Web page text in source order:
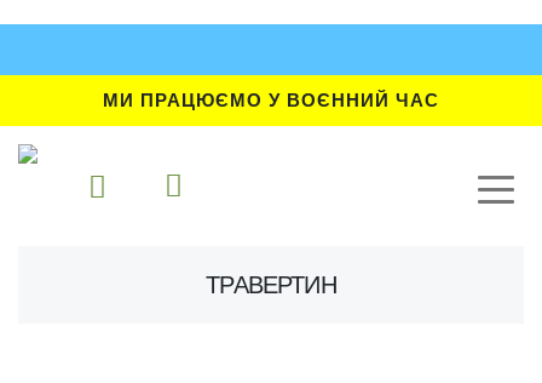
МИ ПРАЦЮЄМО У ВОЄННИЙ ЧАС
ТРАВЕРТИН